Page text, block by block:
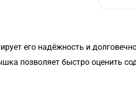
его надёжность и
позволяет быстро оценить